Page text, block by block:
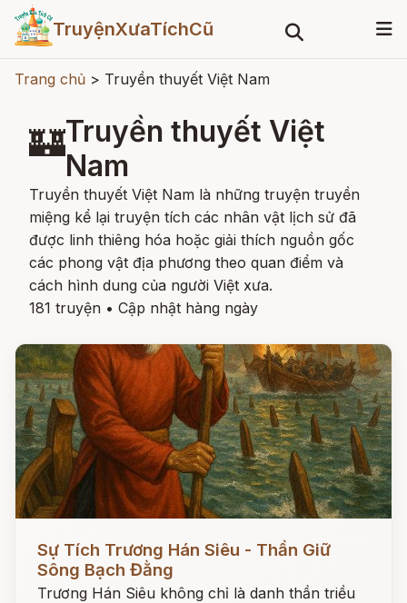
TruyệnXưaTíchCũ
Trang chủ > Truyền thuyết Việt Nam
🏰Truyền thuyết Việt
Nam
Truyền thuyết Việt Nam là những truyện truyền
miệng kể lại truyện tích các nhân vật lịch sử đã
được linh thiêng hóa hoặc giải thích nguồn gốc
các phong vật địa phương theo quan điểm và
cách hình dung của người Việt xưa.
181 truyện • Cập nhật hàng ngày
Sự Tích Trương Hán Siêu - Thần Giữ
Sông Bạch Đằng
Trương Hán Siêu không chỉ là danh thần triều